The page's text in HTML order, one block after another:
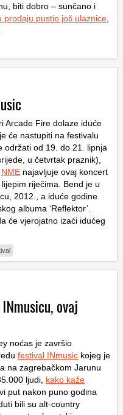
biti dobro – sunčano i
prodaju pustio još ulaznice
Arcade Fire dolaze iduće
će nastupiti na festivalu
održati od 19. do 21. lipnja
u četvrtak praznik),
NME najavljuje ovaj koncert
riječima. Bend je u
2012., a iduće godine
albuma ‘Reflektor’.
će vjerojatno izaći idućeg
ovaj
noćas je završio
festival INmusic kojeg je
na zagrebačkom Jarunu
ljudi, kako kaže
put nakon puno godina
bili su alt-country